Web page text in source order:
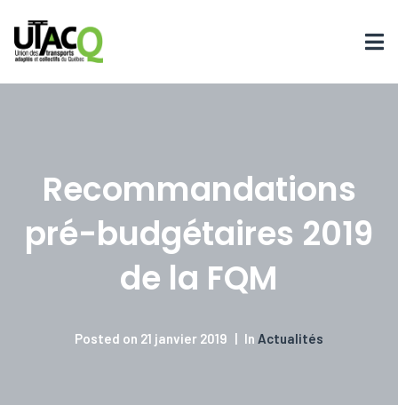
Recommandations
pré-budgétaires 2019
de la FQM
Posted on 21 janvier 2019 In Actualités